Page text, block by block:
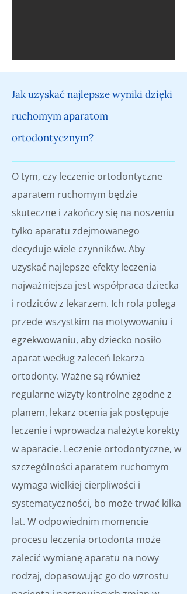
Jak uzyskać najlepsze wyniki dzięki
ruchomym aparatom
ortodontycznym?
O tym, czy leczenie ortodontyczne
aparatem ruchomym będzie
skuteczne i zakończy się na noszeniu
tylko aparatu zdejmowanego
decyduje wiele czynników. Aby
uzyskać najlepsze efekty leczenia
najważniejsza jest współpraca dziecka
i rodziców z lekarzem. Ich rola polega
przede wszystkim na motywowaniu i
egzekwowaniu, aby dziecko nosiło
aparat według zaleceń lekarza
ortodonty. Ważne są również
regularne wizyty kontrolne zgodne z
planem, lekarz ocenia jak postępuje
leczenie i wprowadza należyte korekty
w aparacie. Leczenie ortodontyczne, w
szczególności aparatem ruchomym
wymaga wielkiej cierpliwości i
systematyczności, bo może trwać kilka
lat. W odpowiednim momencie
procesu leczenia ortodonta może
zalecić wymianę aparatu na nowy
rodzaj, dopasowując go do wzrostu